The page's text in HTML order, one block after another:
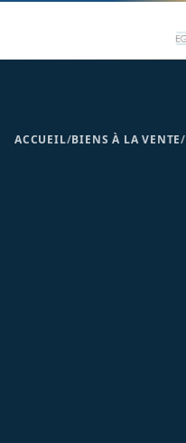
ACCUEIL/BIENS À LA VENTE/